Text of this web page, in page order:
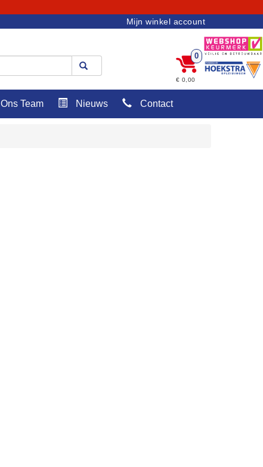
Mijn winkel account
0
€ 0,00
Ons Team Nieuws Contact